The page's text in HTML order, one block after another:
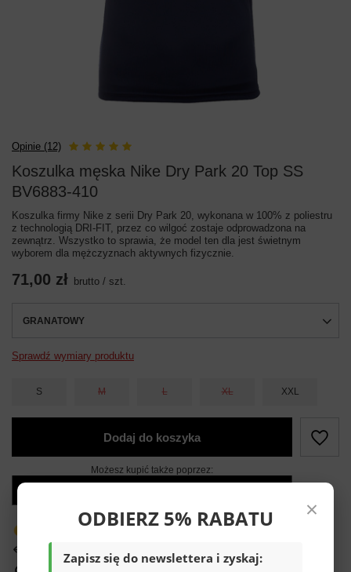
Opinie (12)
Koszulka męska Nike Dry Park 20 Top SS
BV6883-410
Koszulka firmy Nike z serii Dry Park 20, wykonana w 100% z poliestru
z technologią DRI-FIT, przez co wilgoć zostaje odprowadzona na
zewnątrz. Wszystko to sprawia, że model ten dla jest świetnym
wyborem dla mężczyznach aktywnych fizycznie.
71,00 zł brutto / szt.
GRANATOWY
Sprawdź wymiary produktu
S M L XL XXL
Dodaj do koszyka
Możesz kupić także poprzez:
dni na łatwy zwrot
×
ODBIERZ 5% RABATU
Zapisz się do newslettera i zyskaj: